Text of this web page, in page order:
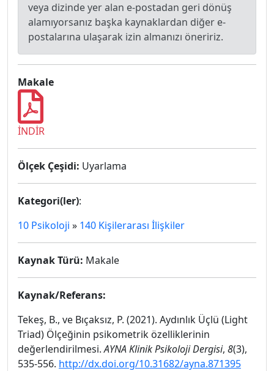
veya dizinde yer alan e-postadan geri dönüş
alamıyorsanız başka kaynaklardan diğer e-
postalarına ulaşarak izin almanızı öneririz.
Makale
İNDİR
Ölçek Çeşidi: Uyarlama
Kategori(ler):
10 Psikoloji » 140 Kişilerarası İlişkiler
Kaynak Türü: Makale
Kaynak/Referans:
Tekeş, B., ve Bıçaksız, P. (2021). Aydınlık Üçlü (Light
Triad) Ölçeğinin psikometrik özelliklerinin
değerlendirilmesi.AYNA Klinik Psikoloji Dergisi, 8(3),
535-556. http://dx.doi.org/10.31682/ayna.871395